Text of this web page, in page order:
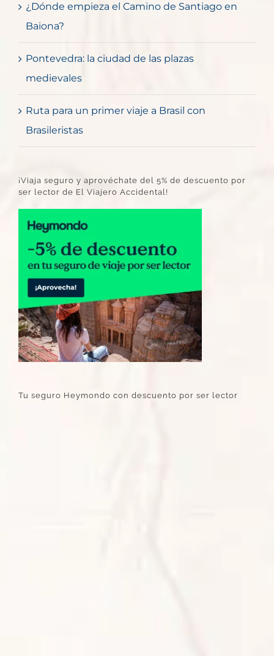
¿Dónde empieza el Camino de Santiago en
Baiona?
Pontevedra: la ciudad de las plazas
medievales
Ruta para un primer viaje a Brasil con
Brasileristas
¡Viaja seguro y aprovéchate del 5% de descuento por
ser lector de El Viajero Accidental!
Tu seguro Heymondo con descuento por ser lector